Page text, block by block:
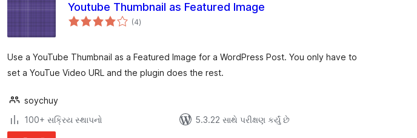
Youtube Thumbnail as Featured Image
(4કુલ
રેટિંગ્સ
)
Use a YouTube Thumbnail as a Featured Image for a WordPress Post. You only have to
set a YouTue Video URL and the plugin does the rest.
soychuy
100+ સક્રિય સ્થાપનો
5.3.22 સાથે પરીક્ષણ કર્યું છે